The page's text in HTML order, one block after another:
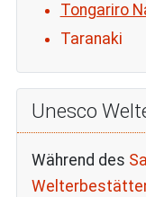
Tongariro
Taranaki
Unesco
Während des